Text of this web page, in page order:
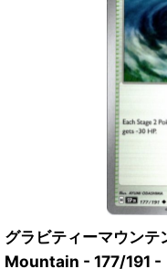
グラビティーマウン
Mountain - 177/191 -